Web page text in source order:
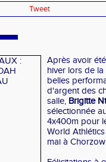
Tweet
Après avoir
hiver lors de
belles
d'argent des
salle, Brigitte
sélectionnée
4x400m pour
World
mai à